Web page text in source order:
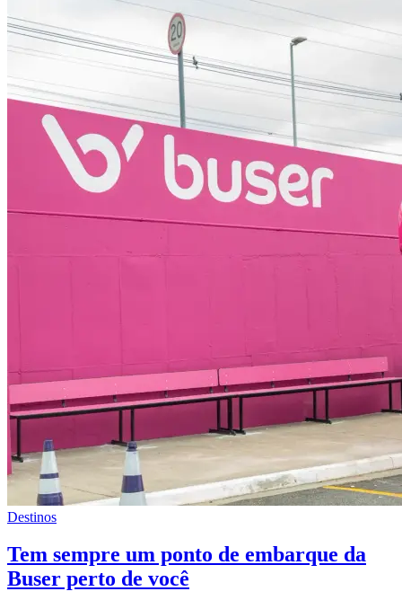
Destinos
Tem sempre um ponto de embarque da
Buser perto de você